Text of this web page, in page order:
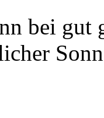
bei gut